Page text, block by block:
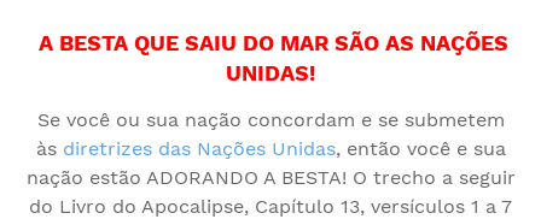
A BESTA QUE SAIU DO MAR SÃO AS NAÇÕES
UNIDAS!
Se você ou sua nação concordam e se submetem
às diretrizes das Nações Unidas, então você e sua
nação estão ADORANDO A BESTA! O trecho a seguir
do Livro do Apocalipse, Capítulo 13, versículos 1 a 7